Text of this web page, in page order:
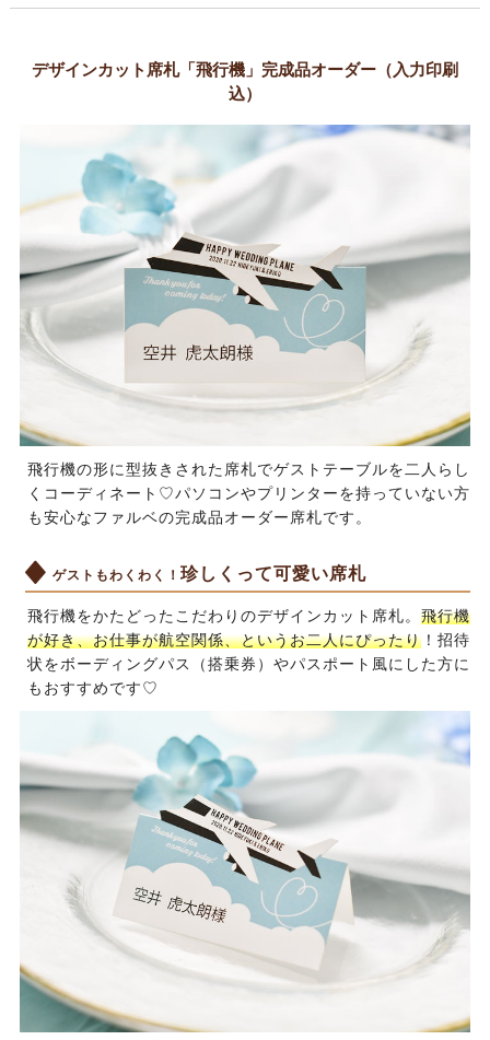
デザインカット席札「飛行機」完成品オーダー（入力印刷
込）
飛行機の形に型抜きされた席札でゲストテーブルを二人らし
くコーディネート♡パソコンやプリンターを持っていない方
も安心なファルベの完成品オーダー席札です。
ゲストもわくわく！ 珍しくって可愛い席札
飛行機をかたどったこだわりのデザインカット席札。 飛行機
が好き、お仕事が航空関係、というお二人にぴったり！招待
状をボーディングパス（搭乗券）やパスポート風にした方に
もおすすめです♡